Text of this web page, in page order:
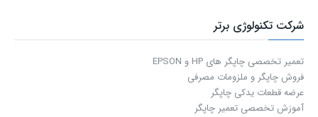
شرکت تکنولوژی برتر
تعمیر تخصصی چاپگر های HP و EPSON
فروش چاپگر و ملزومات مصرفی
عرضه قطعات یدکی چاپگر
آموزش تخصصی تعمیر چاپگر